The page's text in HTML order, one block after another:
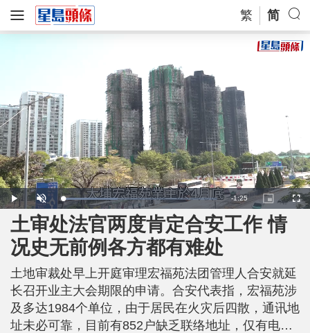
繁 简
P
l
y
U
n
m
u
t
L
o
a
d
e
d
:
3
5
7
6
%
R
e
i
n
-1:25
P
i
c
t
r
-
P
i
c
t
u
r
F
u
土审处法官两度肯定合安工作 情
况史无前例各方都有难处
土地审裁处早上开庭审理宏福苑法团管理人合安就延
长召开业主大会期限的申请。合安代表指，宏福苑涉
及多达1984个单位，由于居民在火灾后四散，通讯地
址未必可靠，目前有852户缺乏联络地址，仅有电话